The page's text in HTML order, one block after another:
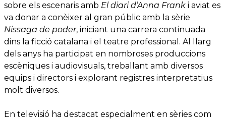
sobre els escenaris amb El diari d’Anna Frank i aviat es
va donar a conèixer al gran públic amb la sèrie
Nissaga de poder, iniciant una carrera continuada
dins la ficció catalana i el teatre professional. Al llarg
dels anys ha participat en nombroses produccions
escèniques i audiovisuals, treballant amb diversos
equips i directors i explorant registres interpretatius
molt diversos.
En televisió ha destacat especialment en sèries com